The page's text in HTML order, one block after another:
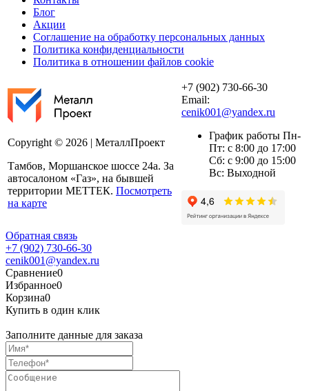
Блог
Акции
Соглашение на обработку персональных данных
Политика конфиденциальности
Политика в отношении файлов cookie
Copyright © 2026 | МеталлПроект
Тамбов, Моршанское шоссе 24а. За
автосалоном «Газ», на бывшей
территории МЕТТЕК. Посмотреть
на карте
+7 (902) 730-66-30
Email:
cenik001@yandex.ru
График работы Пн-
Пт: с 8:00 до 17:00
Сб: с 9:00 до 15:00
Вс: Выходной
Обратная связь
+7 (902) 730-66-30
cenik001@yandex.ru
Сравнение0
Избранное0
Корзина0
Купить в один клик
Заполните данные для заказа